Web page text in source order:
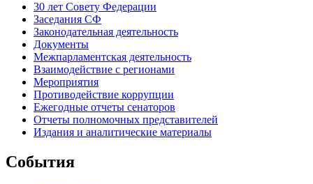
30 лет Совету Федерации
Заседания СФ
Законодательная деятельность
Документы
Межпарламентская деятельность
Взаимодействие с регионами
Мероприятия
Противодействие коррупции
Ежегодные отчеты сенаторов
Отчеты полномочных представителей
Издания и аналитические материалы
События